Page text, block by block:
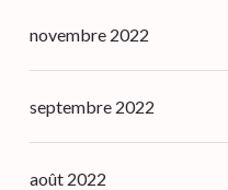
novembre 2022
septembre 2022
août 2022